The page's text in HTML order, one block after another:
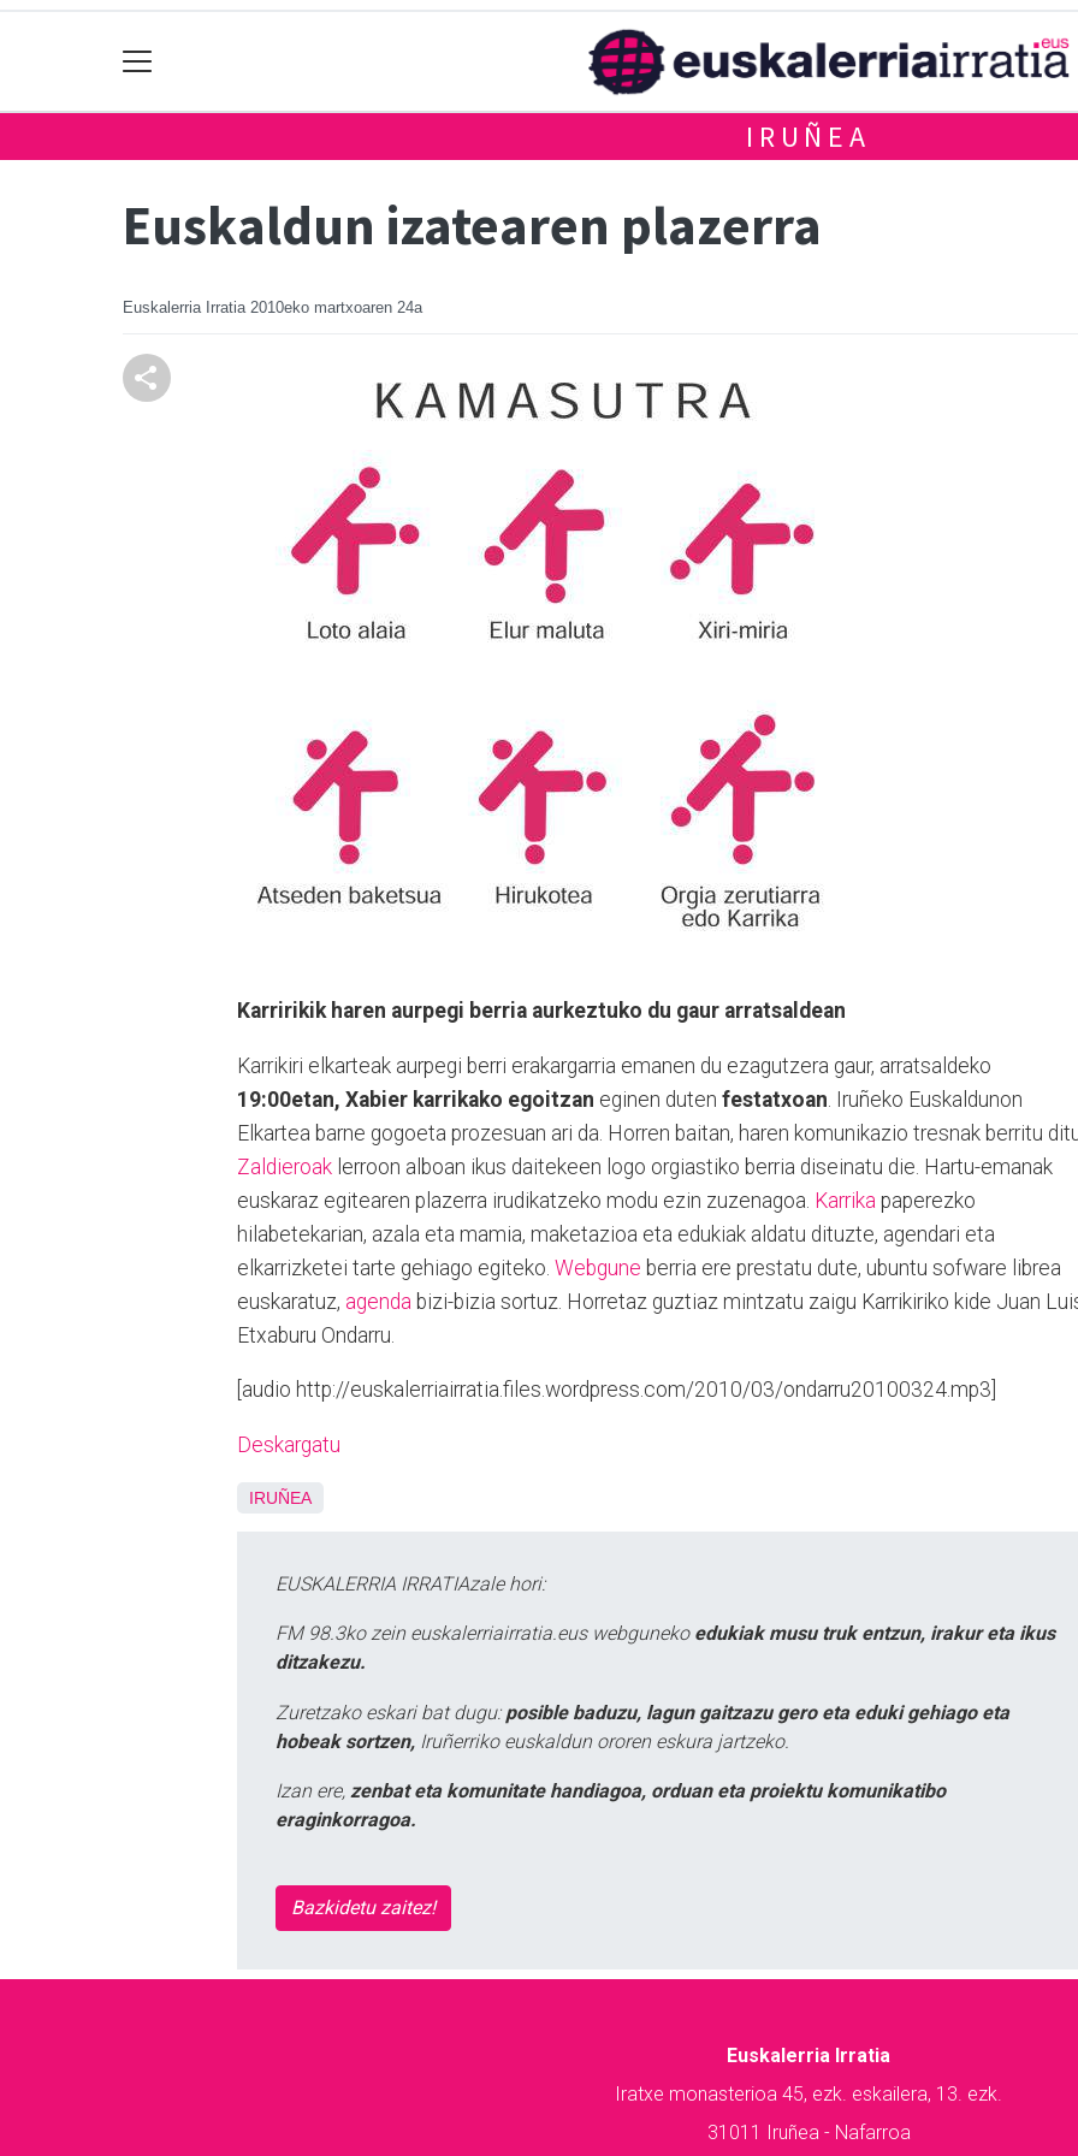
IRUÑEA
Euskaldun izatearen plazerra
Euskalerria Irratia 2010eko martxoaren 24a
Karririkik haren aurpegi berria aurkeztuko du gaur arratsaldean
Karrikiri elkarteak aurpegi berri erakargarria emanen du ezagutzera gaur, arratsaldeko
19:00etan, Xabier karrikako egoitzan eginen duten festatxoan . Iruñeko Euskaldunon
Elkartea barne gogoeta prozesuan ari da. Horren baitan, haren komunikazio tresnak berritu
Zaldieroak lerroon alboan ikus daitekeen logo orgiastiko berria diseinatu die. Hartu-emanak
euskaraz egitearen plazerra irudikatzeko modu ezin zuzenagoa. Karrika paperezko
hilabetekarian, azala eta mamia, maketazioa eta edukiak aldatu dituzte, agendari eta
elkarrizketei tarte gehiago egiteko. Webgune berria ere prestatu dute, ubuntu sofware librea
euskaratuz, agenda bizi-bizia sortuz. Horretaz guztiaz mintzatu zaigu Karrikiriko kide Juan
Etxaburu Ondarru.
[audio http://euskalerriairratia.files.wordpress.com/2010/03/ondarru20100324.mp3]
Deskargatu
IRUÑEA
EUSKALERRIA IRRATIAzale hori:
FM 98.3ko zein euskalerriairratia.eus webguneko edukiak musu truk entzun, irakur eta ikus
ditzakezu.
Zuretzako eskari bat dugu: posible baduzu, lagun gaitzazu gero eta eduki gehiago eta
hobeak sortzen, Iruñerriko euskaldun ororen eskura jartzeko.
Izan ere, zenbat eta komunitate handiagoa, orduan eta proiektu komunikatibo
eraginkorragoa.
Bazkidetu zaitez!
Euskalerria Irratia
Iratxe monasterioa 45, ezk. eskailera, 13. ezk.
31011 Iruñea - Nafarroa